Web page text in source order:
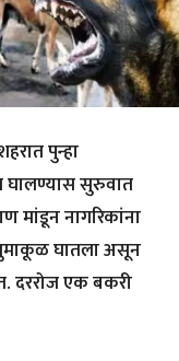
पुन्हा
घालण्यास सुरुवात
मांडून नागरिकांना
घातला असून
दररोज एक बकरी